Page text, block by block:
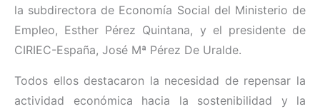
la subdirectora de Economía Social del Ministerio de
Empleo, Esther Pérez Quintana, y el presidente de
CIRIEC-España, José Mª Pérez De Uralde.
Todos ellos destacaron la necesidad de repensar la
actividad económica hacia la sostenibilidad y la